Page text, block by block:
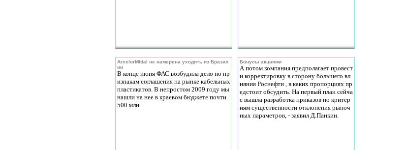
ArcelorMittal не намерена уходить из Бразил
ии
В конце июня ФАС возбудила дело по пр
изнакам соглашения на рынке кабельных
пластикатов. В непростом 2009 году мы
нашли на нее в краевом бюджете почти
500 млн.
Бонусы акциями
А потом компания предполагает провест
и корректировку в сторону большего вл
ияния Роснефти , в каких пропорциях пр
едстоит обсудить. На первый план сейча
с вышла разработка приказов по критер
иям существенности отклонения рыноч
ных параметров, - заявил Д.Панкин.